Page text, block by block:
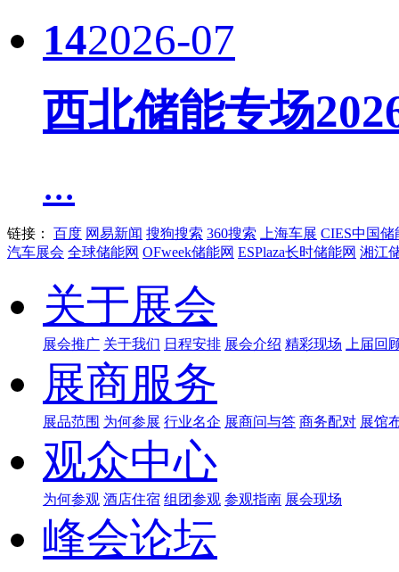
142026-07
西北储能专场
...
链接： 百度 网易新闻 搜狗搜索 360搜索 上海车展 CIES中国储
汽车展会 全球储能网 OFweek储能网 ESPlaza长时储能网 湘江
关于展会
展会推广 关于我们 日程安排 展会介绍 精彩现场 上届回
展商服务
展品范围 为何参展 行业名企 展商问与答 商务配对 展馆
观众中心
为何参观 酒店住宿 组团参观 参观指南 展会现场
峰会论坛